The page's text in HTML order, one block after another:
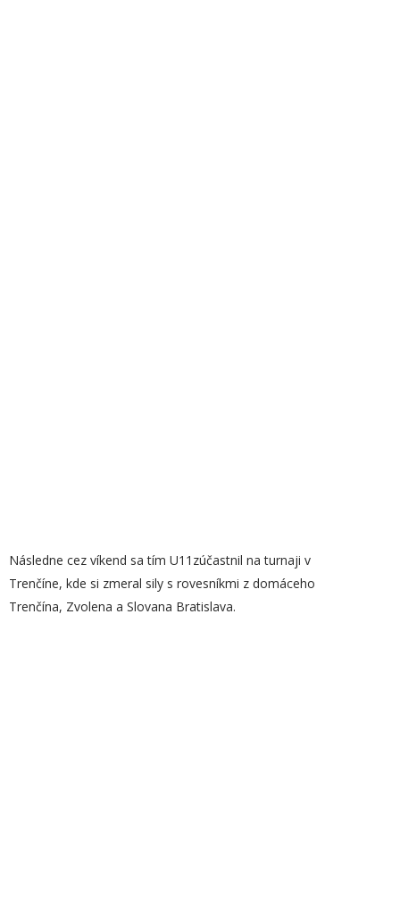
Následne cez víkend sa tím U11zúčastnil na turnaji v
Trenčíne, kde si zmeral sily s rovesníkmi z domáceho
Trenčína, Zvolena a Slovana Bratislava.